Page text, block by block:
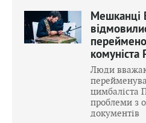
Мешканці
комуніста
Люди
цимбаліста
проблеми з
документів